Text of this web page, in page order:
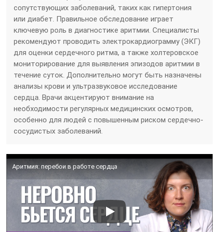
сопутствующих заболеваний, таких как гипертония
или диабет. Правильное обследование играет
ключевую роль в диагностике аритмии. Специалисты
рекомендуют проводить электрокардиограмму (ЭКГ)
для оценки сердечного ритма, а также холтеровское
мониторирование для выявления эпизодов аритмии в
течение суток. Дополнительно могут быть назначены
анализы крови и ультразвуковое исследование
сердца. Врачи акцентируют внимание на
необходимости регулярных медицинских осмотров,
особенно для людей с повышенным риском сердечно-
сосудистых заболеваний.
Аритмия: перебои в работе сердца